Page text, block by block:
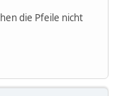
die Pfeile nicht